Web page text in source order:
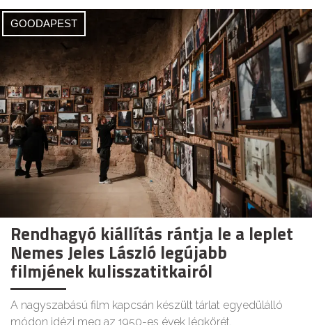
GOODAPEST
Rendhagyó kiállítás rántja le a leplet
Nemes Jeles László legújabb
filmjének kulisszatitkairól
A nagyszabású film kapcsán készült tárlat egyedülálló
módon idézi meg az 1950-es évek légkörét.